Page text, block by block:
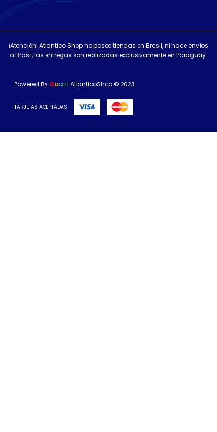
¡Atención! Atlantico Shop no posee tiendas en Brasil, ni hace envíos
a Brasil, las entregas son realizadas exclusivamente en Paraguay.
Powered By Goon | AtlanticoShop © 2023
TARJETAS ACEPTADAS